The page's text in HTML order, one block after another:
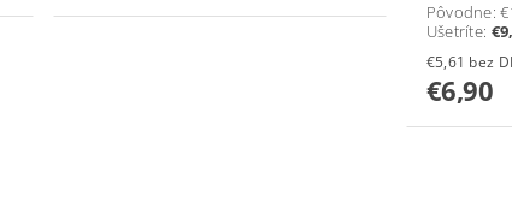
Pôvodne:
Ušetríte:
€5,61 bez
€6,90